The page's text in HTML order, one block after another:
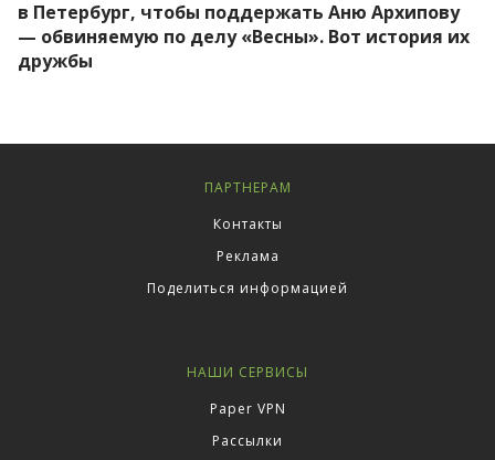
в Петербург, чтобы поддержать Аню Архипову
— обвиняемую по делу «Весны». Вот история их
дружбы
ПАРТНЕРАМ
Контакты
Реклама
Поделиться информацией
НАШИ СЕРВИСЫ
Paper VPN
Рассылки